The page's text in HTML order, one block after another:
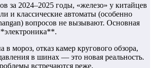
за 2024–2025 годы, «железо» у китайцев
и классические автоматы (особенно
вопросов не вызывают. Основная
в мороз, отказ камер кругового обзора,
в шинах — это новая реальность.
встречаются реже.